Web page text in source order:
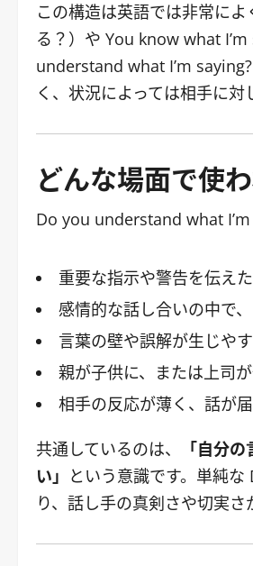
この構造は英語では非常に
る？）や You know what
understand what I’m
く、状況によっては相手に対
どんな場面で使
Do you understand what I’m
重要な指示や警告を伝え
感情的な話し合いの中で
言葉の壁や誤解が生じや
親が子供に、または上司
相手の反応が薄く、話が
共通しているのは、
「自分
い」 という意識です。単純
り、話し手の真剣さや切実さ